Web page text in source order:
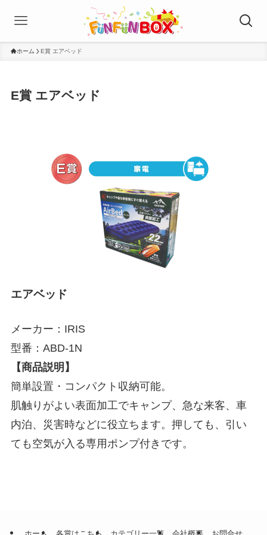
ホーム E賞 エアベッド
E賞 エアベッド
エアベッド
メーカー：IRIS
型番：ABD-1N
【商品説明】
簡単設置・コンパクト収納可能。
肌触りがよい表面加工でキャンプ、急な来客、車
内泊、災害時などに役立ちます。押しても、引い
ても空気が入る専用ポンプ付きです。